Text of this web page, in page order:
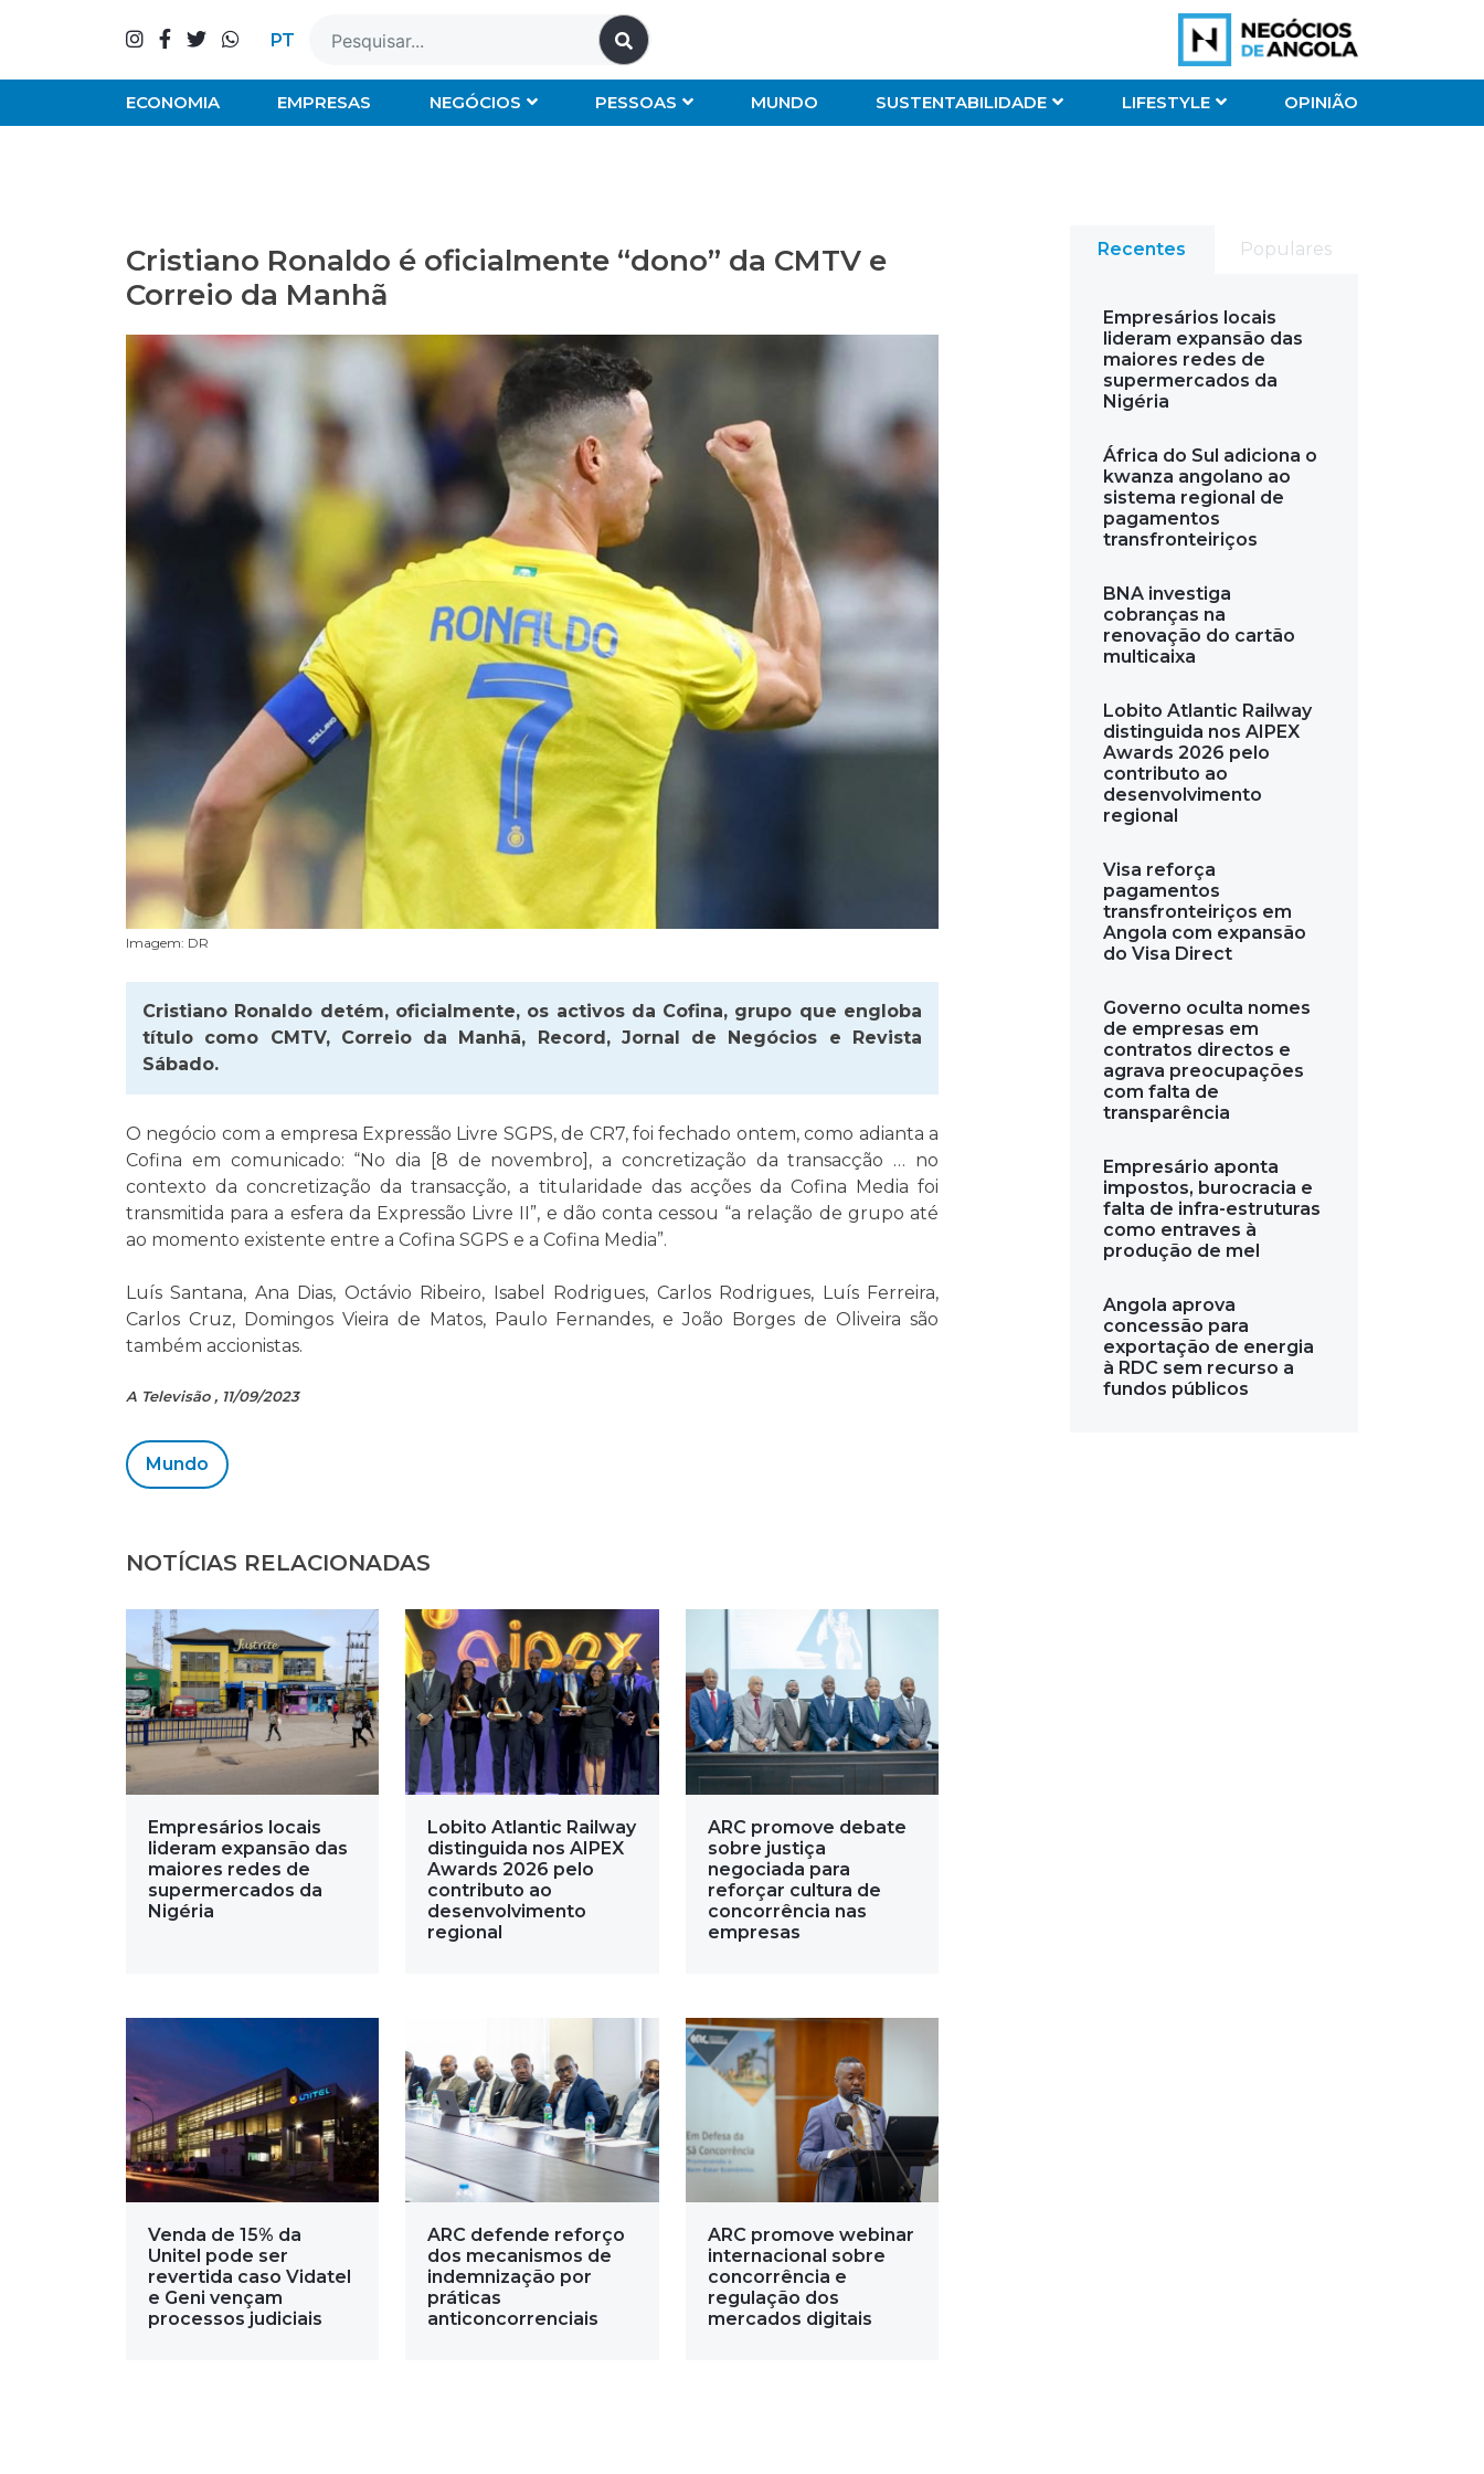
PT
ECONOMIA EMPRESAS NEGÓCIOS PESSOAS MUNDO SUSTENTABILIDADE LIFESTYLE OPINIÃO
Cristiano Ronaldo é oficialmente “dono” da CMTV e
Correio da Manhã
Imagem: DR
Cristiano Ronaldo detém, oficialmente, os activos da Cofina, grupo que engloba
título como CMTV, Correio da Manhã, Record, Jornal de Negócios e Revista
Sábado.
O negócio com a empresa Expressão Livre SGPS, de CR7, foi fechado ontem, como adianta a
Cofina em comunicado: “No dia [8 de novembro], a concretização da transacção … no
contexto da concretização da transacção, a titularidade das acções da Cofina Media foi
transmitida para a esfera da Expressão Livre II”, e dão conta cessou “a relação de grupo até
ao momento existente entre a Cofina SGPS e a Cofina Media”.
Luís Santana, Ana Dias, Octávio Ribeiro, Isabel Rodrigues, Carlos Rodrigues, Luís Ferreira,
Carlos Cruz, Domingos Vieira de Matos, Paulo Fernandes, e João Borges de Oliveira são
também accionistas.
A Televisão , 11/09/2023
Mundo
NOTÍCIAS RELACIONADAS
Empresários locais
lideram expansão das
maiores redes de
supermercados da
Nigéria
Lobito Atlantic Railway
distinguida nos AIPEX
Awards 2026 pelo
contributo ao
desenvolvimento
regional
ARC promove debate
sobre justiça
negociada para
reforçar cultura de
concorrência nas
empresas
Venda de 15% da
Unitel pode ser
revertida caso Vidatel
e Geni vençam
processos judiciais
ARC defende reforço
dos mecanismos de
indemnização por
práticas
anticoncorrenciais
ARC promove webinar
internacional sobre
concorrência e
regulação dos
mercados digitais
Recentes Populares
Empresários locais
lideram expansão das
maiores redes de
supermercados da
Nigéria
África do Sul adiciona o
kwanza angolano ao
sistema regional de
pagamentos
transfronteiriços
BNA investiga
cobranças na
renovação do cartão
multicaixa
Lobito Atlantic Railway
distinguida nos AIPEX
Awards 2026 pelo
contributo ao
desenvolvimento
regional
Visa reforça
pagamentos
transfronteiriços em
Angola com expansão
do Visa Direct
Governo oculta nomes
de empresas em
contratos directos e
agrava preocupações
com falta de
transparência
Empresário aponta
impostos, burocracia e
falta de infra-estruturas
como entraves à
produção de mel
Angola aprova
concessão para
exportação de energia
à RDC sem recurso a
fundos públicos